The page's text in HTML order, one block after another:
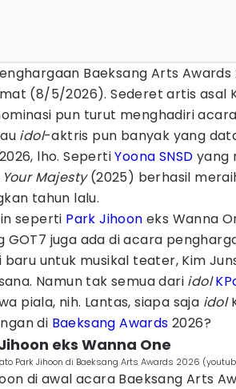
Baeksang Arts
(8/5/2026). Sederet artis asal
pun turut menghadiri
idol-aktris pun banyak yang
lho. SepertiYoona SNSD yang
Majesty(2025) berhasil
tahun lalu.
seperti Park Jihoon eks Wanna
GOT7 juga ada di acara
untuk musikal teater, Kim
Namun tak semua dari idol
piala, nih. Lantas, siapa saja idol
di Baeksang Awards 2026?
eks Wanna One
Park Jihoon di Baeksang Arts Awards 2026
di awal acara Baeksang Arts